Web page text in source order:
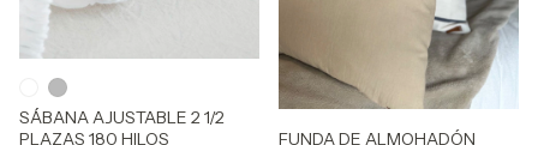
SÁBANA AJUSTABLE 2 1/2
PLAZAS 180 HILOS
FUNDA DE ALMOHADÓN